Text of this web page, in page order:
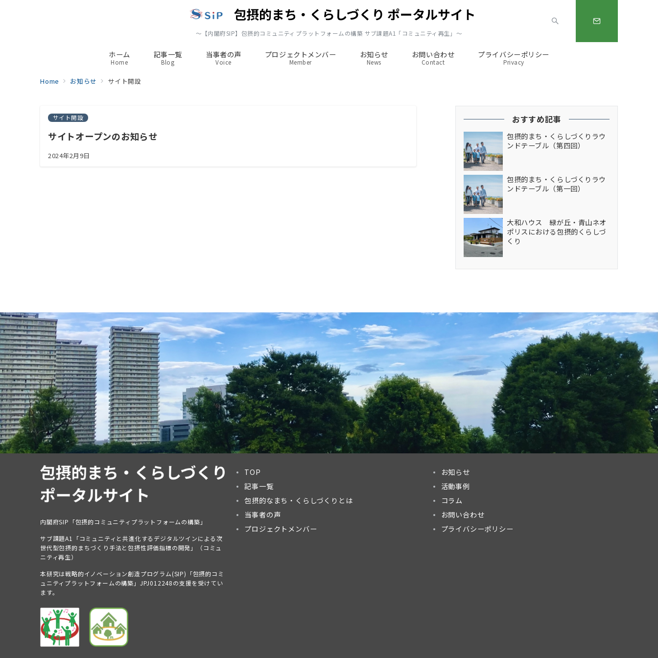
～【内閣府SIP】包摂的コミュニティプラットフォームの構築 サブ課題A1「コミュニティ再生」～
ホーム
Home
記事一覧
Blog
当事者の声
Voice
プロジェクトメンバー
Member
お知らせ
News
お問い合わせ
Contact
プライバシーポリシー
Privacy
Home お知らせ サイト開設
サイト開設
サイトオープンのお知らせ
2024年2月9日
おすすめ記事
包摂的まち・くらしづくりラウ
ンドテーブル（第四回）
包摂的まち・くらしづくりラウ
ンドテーブル（第一回）
大和ハウス 緑が丘・青山ネオ
ポリスにおける包摂的くらしづ
くり
内閣府SIP「包摂的コミュニティプラットフォームの構築」
サブ課題A1「コミュニティと共進化するデジタルツインによる次
世代型包摂的まちづくり手法と包摂性評価指標の開発」（コミュ
ニティ再生）
本研究は戦略的イノベーション創造プログラム(SIP)「包摂的コミ
ュニティプラットフォームの構築」JPJ012248の支援を受けてい
ます。
TOP
記事一覧
包摂的なまち・くらしづくりとは
当事者の声
プロジェクトメンバー
お知らせ
活動事例
コラム
お問い合わせ
プライバシーポリシー